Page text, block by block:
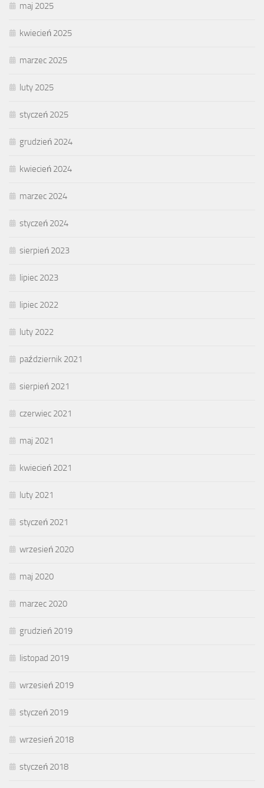
maj 2025
kwiecień 2025
marzec 2025
luty 2025
styczeń 2025
grudzień 2024
kwiecień 2024
marzec 2024
styczeń 2024
sierpień 2023
lipiec 2023
lipiec 2022
luty 2022
październik 2021
sierpień 2021
czerwiec 2021
maj 2021
kwiecień 2021
luty 2021
styczeń 2021
wrzesień 2020
maj 2020
marzec 2020
grudzień 2019
listopad 2019
wrzesień 2019
styczeń 2019
wrzesień 2018
styczeń 2018